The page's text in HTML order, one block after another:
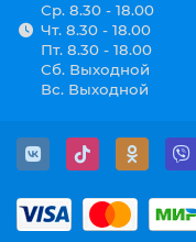
Ср. 8.30 - 18.00
Чт. 8.30 - 18.00
Пт. 8.30 - 18.00
Сб. Выходной
Вс. Выходной